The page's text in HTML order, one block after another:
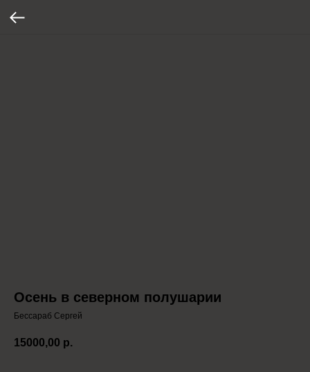
Осень в северном полушарии
Бессараб Сергей
15000,00 р.